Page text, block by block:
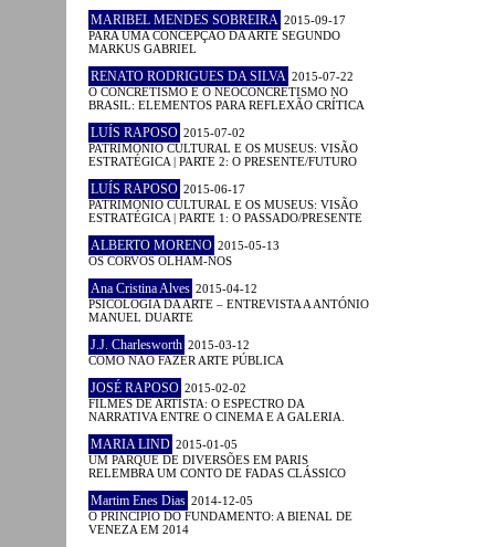
MARIBEL MENDES SOBREIRA 2015-09-17
PARA UMA CONCEPÇÃO DA ARTE SEGUNDO
MARKUS GABRIEL
RENATO RODRIGUES DA SILVA 2015-07-22
O CONCRETISMO E O NEOCONCRETISMO NO
BRASIL: ELEMENTOS PARA REFLEXÃO CRÍTICA
LUÍS RAPOSO 2015-07-02
PATRIMÓNIO CULTURAL E OS MUSEUS: VISÃO
ESTRATÉGICA | PARTE 2: O PRESENTE/FUTURO
LUÍS RAPOSO 2015-06-17
PATRIMÓNIO CULTURAL E OS MUSEUS: VISÃO
ESTRATÉGICA | PARTE 1: O PASSADO/PRESENTE
ALBERTO MORENO 2015-05-13
OS CORVOS OLHAM-NOS
Ana Cristina Alves 2015-04-12
PSICOLOGIA DA ARTE – ENTREVISTA A ANTÓNIO
MANUEL DUARTE
J.J. Charlesworth 2015-03-12
COMO NÃO FAZER ARTE PÚBLICA
JOSÉ RAPOSO 2015-02-02
FILMES DE ARTISTA: O ESPECTRO DA
NARRATIVA ENTRE O CINEMA E A GALERIA.
MARIA LIND 2015-01-05
UM PARQUE DE DIVERSÕES EM PARIS
RELEMBRA UM CONTO DE FADAS CLÁSSICO
Martim Enes Dias 2014-12-05
O PRINCÍPIO DO FUNDAMENTO: A BIENAL DE
VENEZA EM 2014